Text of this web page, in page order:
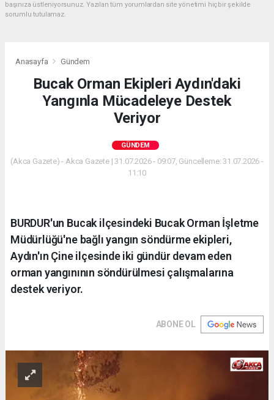
başınıza üstleniyorsunuz. Yazılan tüm yorumlardan site yönetimi hiçbir şekilde
sorumlu tutulamaz.
Anasayfa Gündem
Bucak Orman Ekipleri Aydın'daki
Yangınla Mücadeleye Destek
Veriyor
GÜNDEM
(Akca Gazete) - Akca Gazete | 31.07.2026 - 09:07, Güncelleme: 31.07.2026 -
11:10
BURDUR'un Bucak ilçesindeki Bucak Orman İşletme
Müdürlüğü'ne bağlı yangın söndürme ekipleri,
Aydın'ın Çine ilçesinde iki gündür devam eden
orman yangınının söndürülmesi çalışmalarına
destek veriyor.
ABONE OL